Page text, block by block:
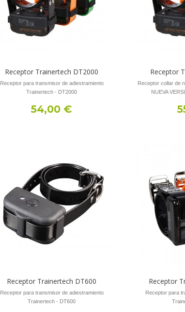
Receptor Trainertech DT2000
Receptor para transmisor de adiestramiento
Trainertech - DT2000
54,00 €
Receptor
Receptor collar de
NUEVA
Receptor Trainertech DT600
Receptor para transmisor de adiestramiento
Trainertech - DT600
Receptor
Receptor para